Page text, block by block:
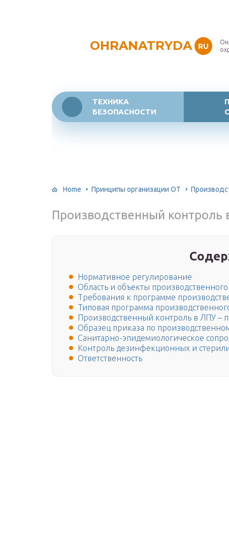
OHRANATRYDA RU
ТЕХНИКА
БЕЗОПАСНОСТИ
Home Принципы организации ОТ
Производственный
Нормативное регулирование
Область и объекты
Требования к программе
Типовая программа
Производственный контроль в ЛПУ –
Образец приказа по
Санитарно-эпидемиологическое
Контроль дезинфекционных и
Ответственность